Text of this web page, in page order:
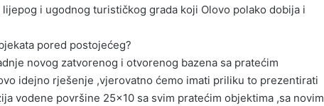
i ugodnog turističkog grada koji Olovo polako dobija i
pored postojećeg?
novog zatvorenog i otvorenog bazena sa pratećim
idejno rješenje ,vjerovatno ćemo imati priliku to prezentirati
vodene površine 25×10 sa svim pratećim objektima ,sa novim